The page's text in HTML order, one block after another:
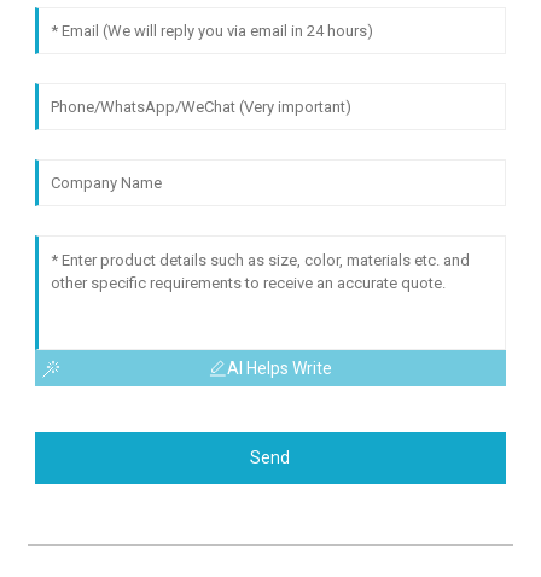
AI Helps Write
Send